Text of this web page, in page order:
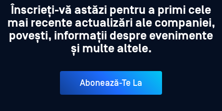
Înscrieți-vă astăzi pentru a primi cele
mai recente actualizări ale companiei,
povești, informații despre evenimente
și multe altele.
Abonează-Te La